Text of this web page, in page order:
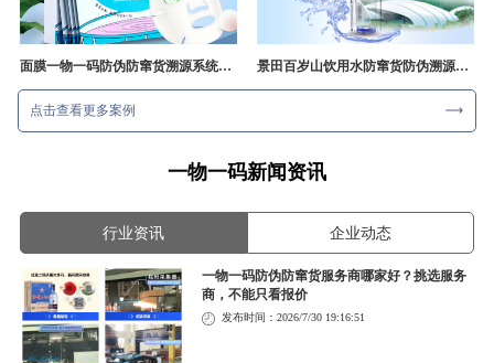
面膜一物一码防伪防窜货溯源系统开发 景田百岁山饮用水防窜货防伪溯源成功案例
点击查看更多案例
一物一码新闻资讯
行业资讯 企业动态
一物一码防伪防窜货服务商哪家好？挑选服务
商，不能只看报价
发布时间：2026/7/30 19:16:51